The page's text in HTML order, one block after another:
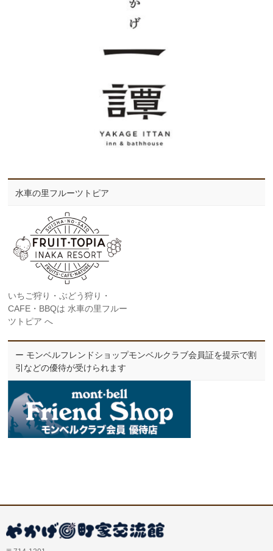
水車の里フルーツトピア
いちご狩り・ぶどう狩り・
CAFE・BBQは 水車の里フルー
ツトピア へ
ー モンベルフレンドショップモンベルクラブ会員証を提示で割
引などの優待が受けられます